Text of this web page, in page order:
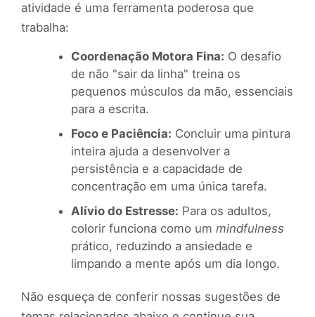
atividade é uma ferramenta poderosa que
trabalha:
Coordenação Motora Fina: O desafio
de não "sair da linha" treina os
pequenos músculos da mão, essenciais
para a escrita.
Foco e Paciência: Concluir uma pintura
inteira ajuda a desenvolver a
persistência e a capacidade de
concentração em uma única tarefa.
Alívio do Estresse: Para os adultos,
colorir funciona como um mindfulness
prático, reduzindo a ansiedade e
limpando a mente após um dia longo.
Não esqueça de conferir nossas sugestões de